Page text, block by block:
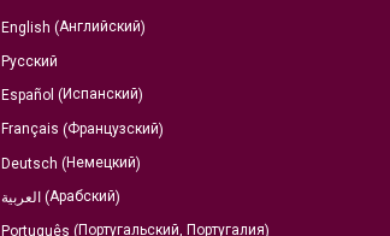
English (Английский)
Русский
Español (Испанский)
Français (Французский)
Deutsch (Немецкий)
العربية (Арабский)
Português (Португальский, Португалия)